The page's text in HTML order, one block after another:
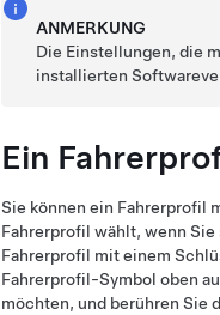
ANMERKUNG
Die Einstellungen, die
installierten
Ein
Sie können ein Fahrerprofil
Fahrerprofil wählt, wenn
Fahrerprofil mit einem
Fahrerprofil-Symbol oben
möchten, und berühren Sie